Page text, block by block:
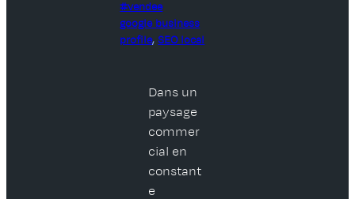
vendee
google business
profile, SEO local
Dans un
paysage
commer
cial en
constant
e